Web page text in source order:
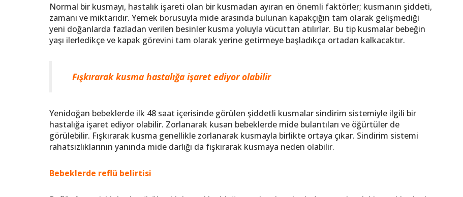
Normal bir kusmayı, hastalık işareti olan bir kusmadan ayıran en önemli faktörler; kusmanın şiddeti,
zamanı ve miktarıdır. Yemek borusuyla mide arasında bulunan kapakçığın tam olarak gelişmediği
yeni doğanlarda fazladan verilen besinler kusma yoluyla vücuttan atılırlar. Bu tip kusmalar bebeğin
yaşı ilerledikçe ve kapak görevini tam olarak yerine getirmeye başladıkça ortadan kalkacaktır.
Fışkırarak kusma hastalığa işaret ediyor olabilir
Yenidoğan bebeklerde ilk 48 saat içerisinde görülen şiddetli kusmalar sindirim sistemiyle ilgili bir
hastalığa işaret ediyor olabilir. Zorlanarak kusan bebeklerde mide bulantıları ve öğürtüler de
görülebilir. Fışkırarak kusma genellikle zorlanarak kusmayla birlikte ortaya çıkar. Sindirim sistemi
rahatsızlıklarının yanında mide darlığı da fışkırarak kusmaya neden olabilir.
Bebeklerde reflü belirtisi